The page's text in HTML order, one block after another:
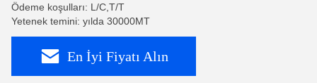
Ödeme koşulları: L/C,T/T
Yetenek temini: yılda 30000MT
En İyi Fiyatı Alın